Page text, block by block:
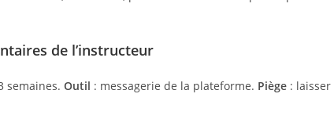
de l’instructeur
semaines. Outil : messagerie de la plateforme. Piège : laisser